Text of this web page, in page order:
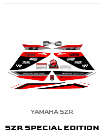
YAMAHA SZR
SZR SPECIAL EDITION